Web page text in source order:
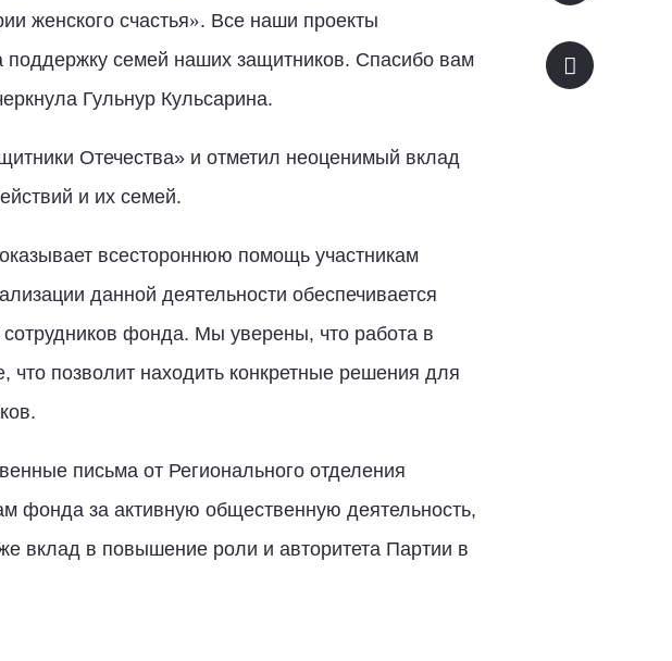
женского счастья». Все наши проекты
семей наших защитников. Спасибо вам
Гульнур Кульсарина.
Отечества» и отметил неоценимый вклад
и их семей.
всестороннюю помощь участникам
данной деятельности обеспечивается
сотрудников фонда. Мы уверены, что работа в
позволит находить конкретные решения для
письма от Регионального отделения
фонда за активную общественную деятельность,
вклад в повышение роли и авторитета Партии в